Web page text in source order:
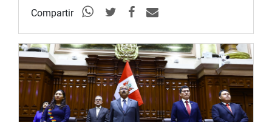
Compartir